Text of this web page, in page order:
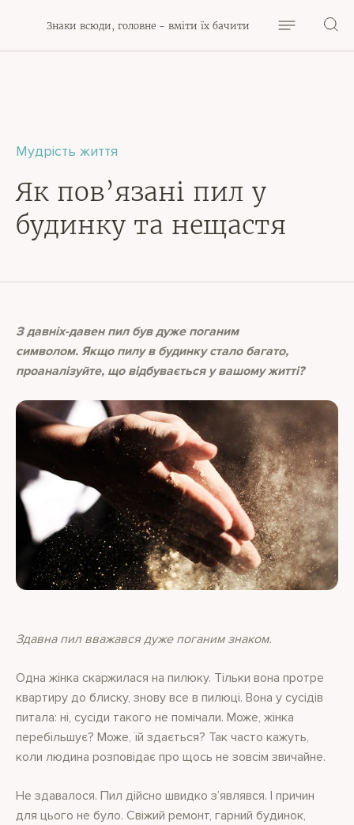
Знаки всюди, головне - вміти їх бачити
Мудрість життя
Як пов’язані пил у
будинку та нещастя
З давніх-давен пил був дуже поганим
символом. Якщо пилу в будинку стало багато,
проаналізуйте, що відбувається у вашому житті?
Здавна пил вважався дуже поганим знаком.
Одна жінка скаржилася на пилюку. Тільки вона протре
квартиру до блиску, знову все в пилюці. Вона у сусідів
питала: ні, сусіди такого не помічали. Може, жінка
перебільшує? Може, їй здається? Так часто кажуть,
коли людина розповідає про щось не зовсім звичайне.
Не здавалося. Пил дійсно швидко з’являвся. І причин
для цього не було. Свіжий ремонт, гарний будинок,